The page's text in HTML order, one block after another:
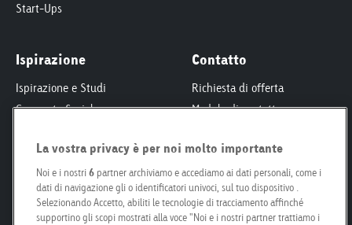
Start-Ups
Ispirazione
Ispirazione e Studi
Corporate Social
Smart City
Engagement
Poster Safari
Contatto
Richiesta di offerta
Modulo di contatto
Per proprietari fondiari
Le nostre filiali
Kit per i media
Posizioni aperte
La vostra privacy è per noi molto importante
Noi e i nostri6 partner archiviamo e accediamo ai dati personali, come i
dati di navigazione gli o identificatori univoci, sul tuo dispositivo .
Selezionando Accetto, abiliti le tecnologie di tracciamento affinché
supportino gli scopi mostrati alla voce "Noi e i nostri partner trattiamo i